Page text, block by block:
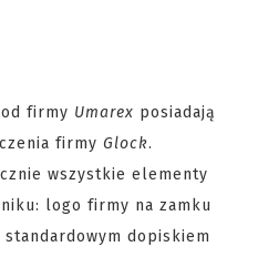
firmy Umarex posiadają
firmy Glock.
wszystkie elementy
logo firmy na zamku
dopiskiem